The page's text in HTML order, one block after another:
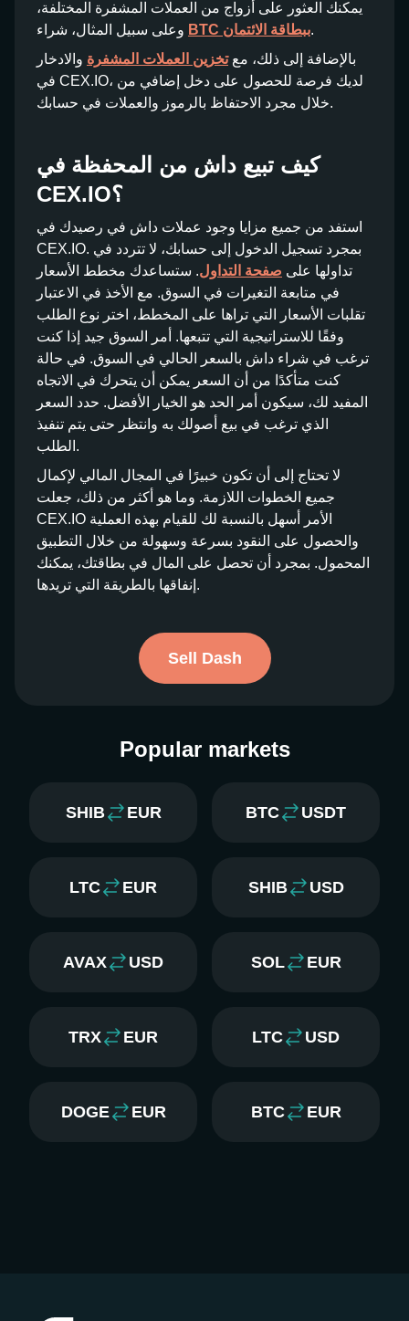
يمكنك العثور على أزواج من العملات المشفرة المختلفة،
BTC ببطاقة الائتمان.
بالإضافة إلى ذلك، معتخزين العملات المشفرة والادخار
في CEX.IO، لديك فرصة للحصول على دخل إضافي من
خلال مجرد الاحتفاظ بالرموز والعملات في حسابك.
كيف تبيع داش من المحفظة في
CEX.IO؟
استفد من جميع مزايا وجود عملات داش في رصيدك في
CEX.IO. بمجرد تسجيل الدخول إلى حسابك، لا تتردد في
تداولها على صفحة التداول. ستساعدك مخطط الأسعار
في متابعة التغيرات في السوق. مع الأخذ في الاعتبار
تقلبات الأسعار التي تراها على المخطط، اختر نوع الطلب
وفقًا للاستراتيجية التي تتبعها. أمر السوق جيد إذا كنت
ترغب في شراء داش بالسعر الحالي في السوق. في حالة
كنت متأكدًا من أن السعر يمكن أن يتحرك في الاتجاه
المفيد لك، سيكون أمر الحد هو الخيار الأفضل. حدد السعر
الذي ترغب في بيع أصولك به وانتظر حتى يتم تنفيذ
الطلب.
لا تحتاج إلى أن تكون خبيرًا في المجال المالي لإكمال
جميع الخطوات اللازمة. وما هو أكثر من ذلك، جعلت
CEX.IO الأمر أسهل بالنسبة لك للقيام بهذه العملية
والحصول على النقود بسرعة وسهولة من خلال التطبيق
المحمول. بمجرد أن تحصل على المال في بطاقتك، يمكنك
إنفاقها بالطريقة التي تريدها.
Sell Dash
Popular markets
SHIB EUR BTC USDT
LTC EUR SHIB USD
AVAX USD SOL EUR
TRX EUR LTC USD
DOGE EUR BTC EUR